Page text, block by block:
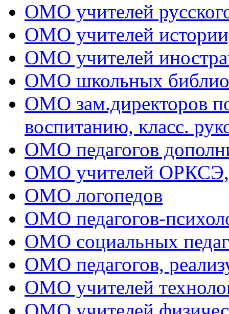
ОМО учителей
ОМО учителей
ОМО учителей
ОМО школьных
ОМО зам.директоров
воспитанию, класс.
ОМО педагогов
ОМО учителей
ОМО логопедов
ОМО педагогов-
ОМО социальных
ОМО педагогов,
ОМО учителей